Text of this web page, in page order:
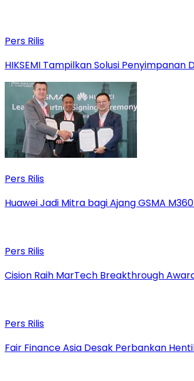
Pers Rilis
HIKSEMI Tampilkan Solusi
Pers Rilis
Huawei Jadi Mitra bagi Ajang GSMA M360
Pers Rilis
Cision Raih MarTech Breakthrough
Pers Rilis
Fair Finance Asia Desak Perbankan